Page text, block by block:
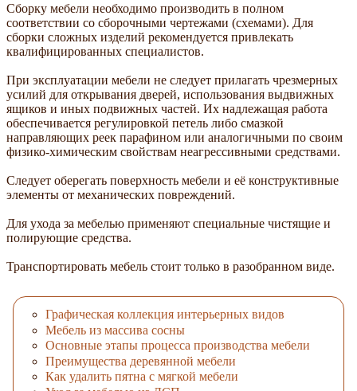
Сборку мебели необходимо производить в полном
соответствии со сборочными чертежами (схемами). Для
сборки сложных изделий рекомендуется привлекать
квалифицированных специалистов.
При эксплуатации мебели не следует прилагать чрезмерных
усилий для открывания дверей, использования выдвижных
ящиков и иных подвижных частей. Их надлежащая работа
обеспечивается регулировкой петель либо смазкой
направляющих реек парафином или аналогичными по своим
физико-химическим свойствам неагрессивными средствами.
Следует оберегать поверхность мебели и её конструктивные
элементы от механических повреждений.
Для ухода за мебелью применяют специальные чистящие и
полирующие средства.
Транспортировать мебель стоит только в разобранном виде.
Графическая коллекция интерьерных видов
Мебель из массива сосны
Основные этапы процесса производства мебели
Преимущества деревянной мебели
Как удалить пятна с мягкой мебели